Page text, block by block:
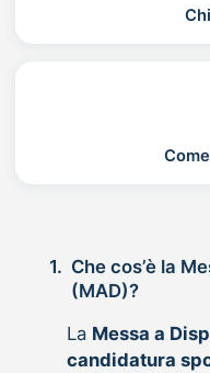
1. Che cos’è la Messa a
(MAD)?
La Messa a
candidatura